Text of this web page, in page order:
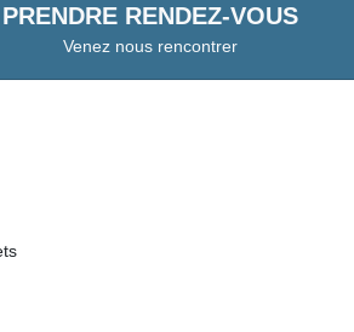
PRENDRE RENDEZ-VOUS
Venez nous rencontrer